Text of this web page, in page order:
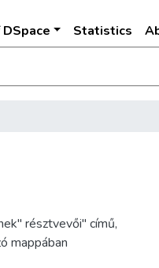
Statistics
résztvevői" című,
mappában